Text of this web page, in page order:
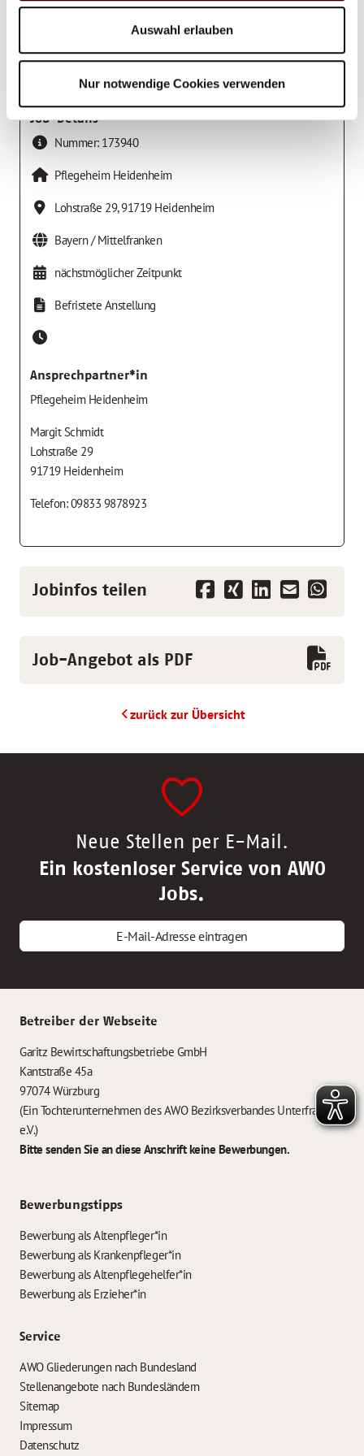
Auswahl erlauben
Nur notwendige Cookies verwenden
Job-Details
Nummer: 173940
Pflegeheim Heidenheim
Lohstraße 29,91719 Heidenheim
Bayern / Mittelfranken
nächstmöglicher Zeitpunkt
Befristete Anstellung
Ansprechpartner*in
Pflegeheim Heidenheim
Margit Schmidt
Lohstraße 29
91719 Heidenheim
Telefon: 09833 9878923
Jobinfos teilen
Job-Angebot als PDF
zurück zur Übersicht
Neue Stellen per E-Mail.
Ein kostenloser Service von AWO
Jobs.
E-Mail-Adresse eintragen
Betreiber der Webseite
Garitz Bewirtschaftungsbetriebe GmbH
Kantstraße 45a
97074 Würzburg
(Ein Tochterunternehmen des AWO Bezirksverbandes Unterfranken
e.V.)
Bitte senden Sie an diese Anschrift keine Bewerbungen.
Bewerbungstipps
Bewerbung als Altenpfleger*in
Bewerbung als Krankenpfleger*in
Bewerbung als Altenpflegehelfer*in
Bewerbung als Erzieher*in
Service
AWO Gliederungen nach Bundesland
Stellenangebote nach Bundesländern
Sitemap
Impressum
Datenschutz